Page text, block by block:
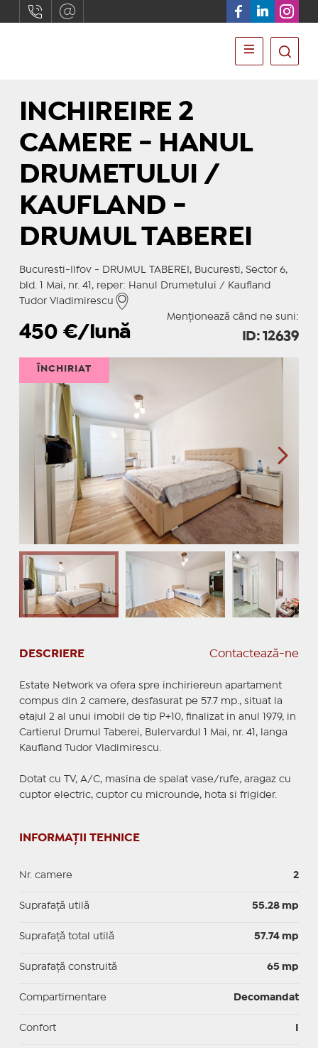
INCHIREIRE 2
CAMERE - HANUL
DRUMETULUI /
KAUFLAND -
DRUMUL TABEREI
Bucuresti-Ilfov - DRUMUL TABEREI, Bucuresti, Sector 6,
bld. 1 Mai, nr. 41, reper: Hanul Drumetului / Kaufland
Tudor Vladimirescu
Menționează când ne suni:
450 €/lună ID: 12639
ÎNCHIRIAT
DESCRIERE Contactează-ne
Estate Network va ofera spre inchiriereun apartament
compus din 2 camere, desfasurat pe 57.7 mp., situat la
etajul 2 al unui imobil de tip P+10, finalizat in anul 1979, in
Cartierul Drumul Taberei, Bulervardul 1 Mai, nr. 41, langa
Kaufland Tudor Vladimirescu.
Dotat cu TV, A/C, masina de spalat vase/rufe, aragaz cu
cuptor electric, cuptor cu microunde, hota si frigider.
INFORMAȚII TEHNICE
Nr. camere 2
Suprafaţă utilă 55.28 mp
Suprafaţă total utilă 57.74 mp
Suprafaţă construită 65 mp
Compartimentare Decomandat
Confort